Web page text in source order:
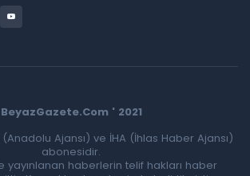
BeyazGazete.Com ' 2021
Ajansı) ve İHA (İhlas Haber Ajansı)
abonesidir.
yayınlanan haberlerin telif hakları haber